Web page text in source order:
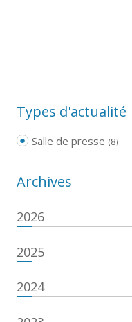
Types d'actualité
Salle de presse (8)
Archives
2026
2025
2024